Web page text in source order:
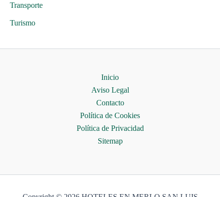
Transporte
Turismo
Inicio
Aviso Legal
Contacto
Política de Cookies
Política de Privacidad
Sitemap